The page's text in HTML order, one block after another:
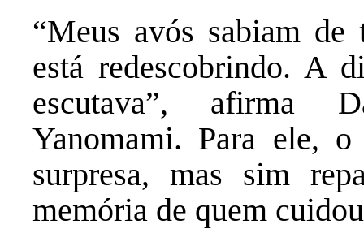
“Meus avós sabiam
está redescobrindo. A
escutava”, afirma
Yanomami. Para ele,
surpresa, mas sim
memória de quem